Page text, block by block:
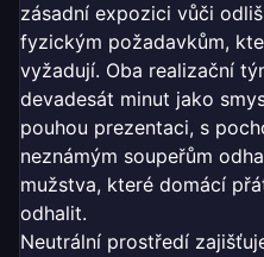
zásadní expozici vůči
fyzickým požadavkům,
vyžadují. Oba realizační
devadesát minut jako
pouhou prezentaci, s
neznámým soupeřům
mužstva, které domácí
odhalit.
Neutrální prostředí